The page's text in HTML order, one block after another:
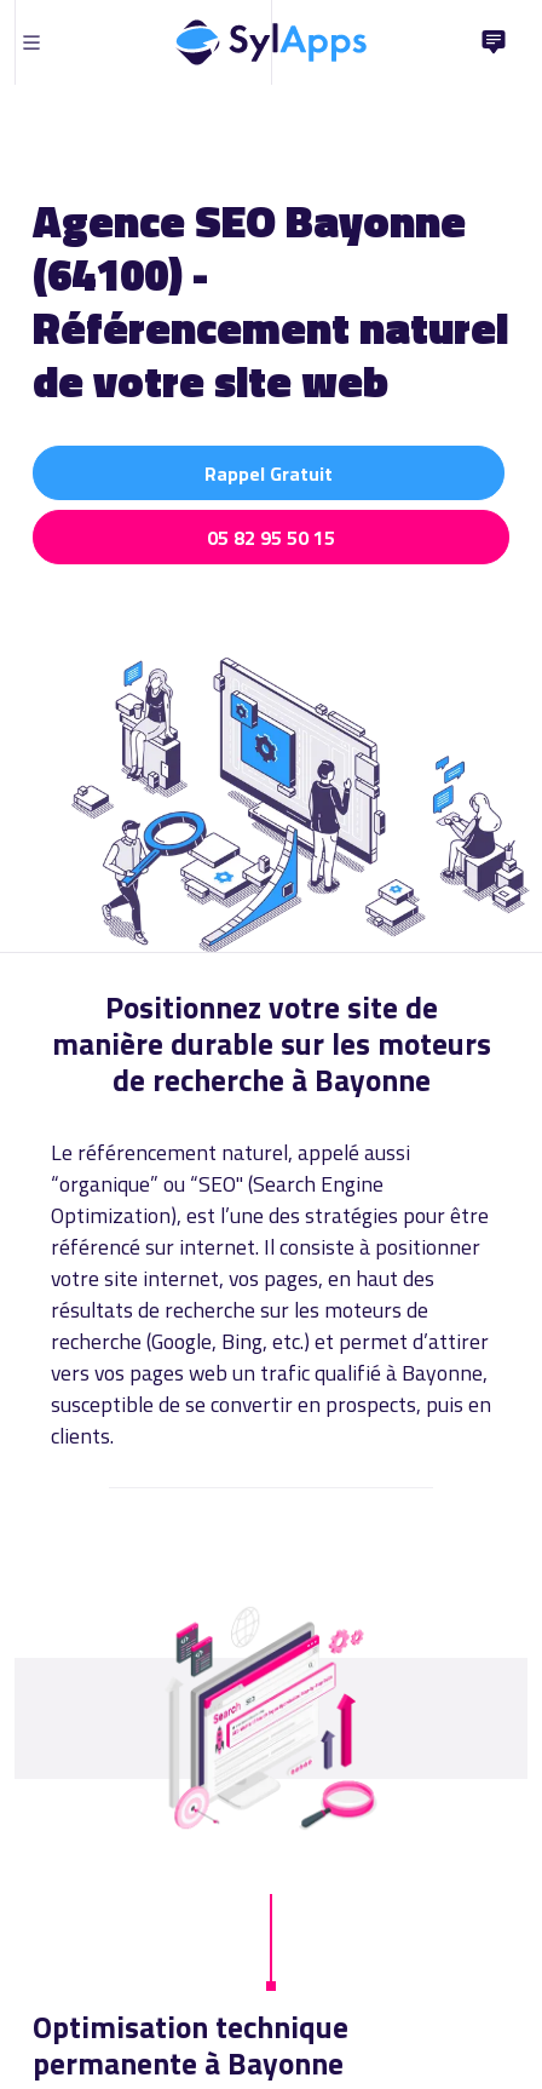
Agence SEO Bayonne
(64100) -
Référencement naturel
de votre site web
Rappel Gratuit
05 82 95 50 15
Positionnez votre site de
manière durable sur les moteurs
de recherche à Bayonne
Le référencement naturel, appelé aussi
“organique” ou “SEO" (Search Engine
Optimization), est l’une des stratégies pour être
référencé sur internet. Il consiste à positionner
votre site internet, vos pages, en haut des
résultats de recherche sur les moteurs de
recherche (Google, Bing, etc.) et permet d’attirer
vers vos pages web un trafic qualifié à Bayonne,
susceptible de se convertir en prospects, puis en
clients.
Optimisation technique
permanente à Bayonne